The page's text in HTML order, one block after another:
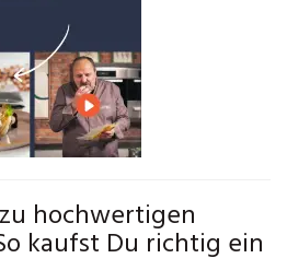
hochwertigen
kaufst Du richtig ein